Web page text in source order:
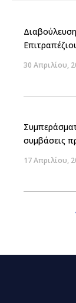
30 Απριλίου,
συμβάσεις
17 Απριλίου,